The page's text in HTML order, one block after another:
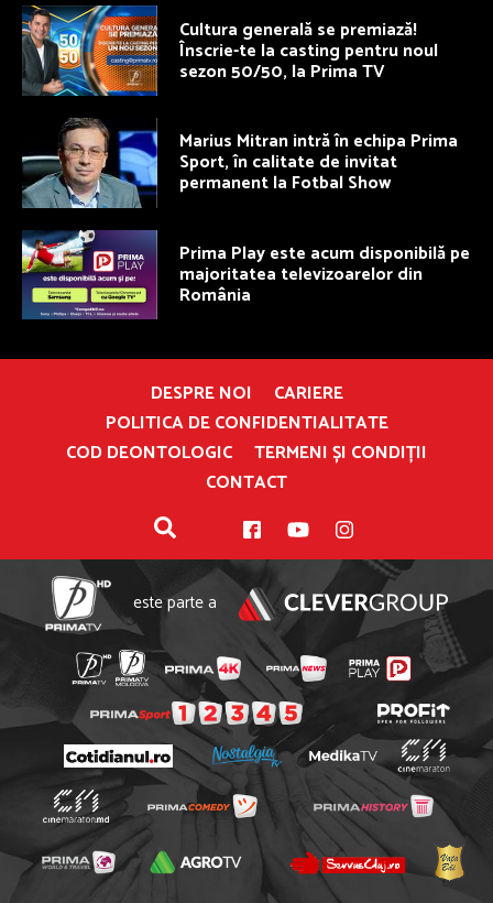
Cultura generală se premiază!
Înscrie-te la casting pentru noul
sezon 50/50, la Prima TV
Marius Mitran intră în echipa Prima
Sport, în calitate de invitat
permanent la Fotbal Show
Prima Play este acum disponibilă pe
majoritatea televizoarelor din
România
DESPRE NOI
CARIERE
POLITICA DE CONFIDENTIALITATE
COD DEONTOLOGIC
TERMENI ȘI CONDIȚII
CONTACT
este parte a